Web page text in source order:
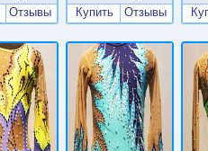
Отзывы
Купить
Отзывы